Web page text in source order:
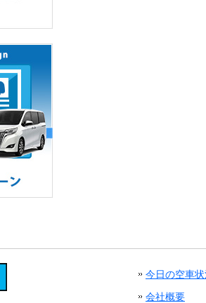
今日の空車
会社概要